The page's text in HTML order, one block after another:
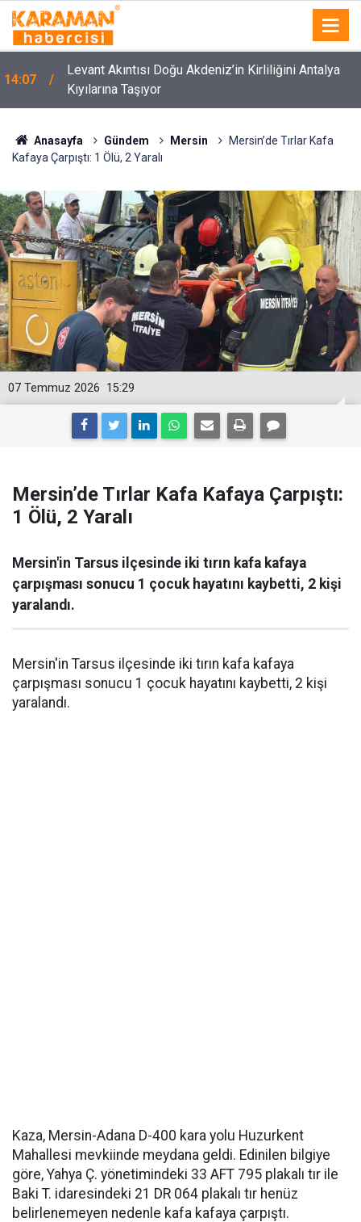
14:07
Levant Akıntısı Doğu Akdeniz’in Kirliliğini Antalya
Kıyılarına Taşıyor
Anasayfa Gündem Mersin
Mersin’de Tırlar Kafa
Kafaya Çarpıştı: 1 Ölü, 2 Yaralı
15:29
07 Temmuz 2026
Mersin’de Tırlar Kafa Kafaya Çarpıştı:
1 Ölü, 2 Yaralı
Mersin'in Tarsus ilçesinde iki tırın kafa kafaya
çarpışması sonucu 1 çocuk hayatını kaybetti, 2 kişi
yaralandı.
Mersin'in Tarsus ilçesinde iki tırın kafa kafaya
çarpışması sonucu 1 çocuk hayatını kaybetti, 2 kişi
yaralandı.
Kaza, Mersin-Adana D-400 kara yolu Huzurkent
Mahallesi mevkiinde meydana geldi. Edinilen bilgiye
göre, Yahya Ç. yönetimindeki 33 AFT 795 plakalı tır ile
Baki T. idaresindeki 21 DR 064 plakalı tır henüz
belirlenemeyen nedenle kafa kafaya çarpıştı.